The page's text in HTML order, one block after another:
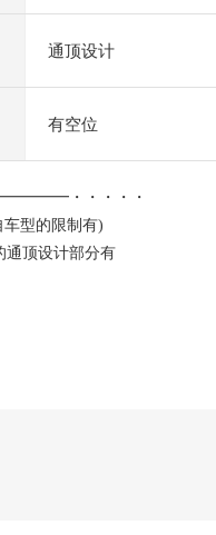
通顶设计
有空位
・・・・・
型的限制有)
顶设计部分有
・・・・